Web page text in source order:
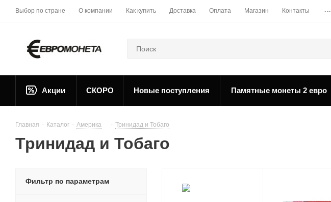
Выбор по стране О компании Как купить Доставка Оплата Магазин Контакты ...
Акции СКОРО Новые поступления Памятные монеты 2 евро
Главная - Каталог - Америка - Тринидад и Тобаго
Тринидад и Тобаго
Фильтр по параметрам